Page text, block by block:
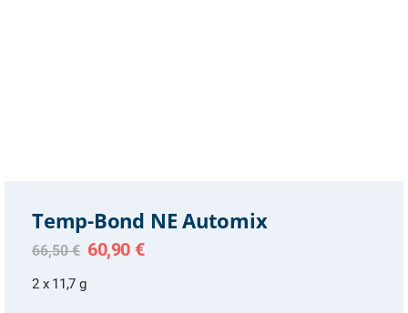
Temp-Bond NE Automix
66,50€ Original
price
60,90 €Current
2 x 11,7 g